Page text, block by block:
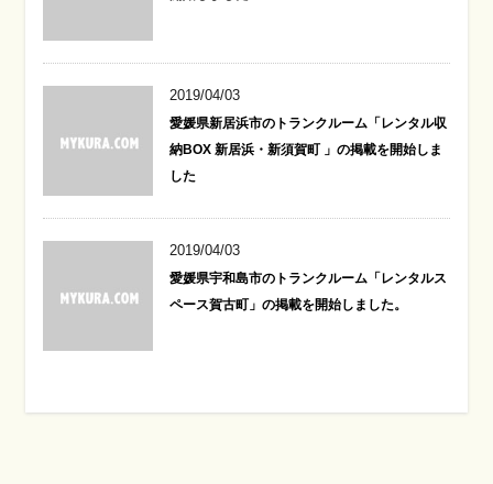
2019/04/03
愛媛県新居浜市のトランクルーム「レンタル収
納BOX 新居浜・新須賀町 」の掲載を開始しま
した
2019/04/03
愛媛県宇和島市のトランクルーム「レンタルス
ペース賀古町」の掲載を開始しました。